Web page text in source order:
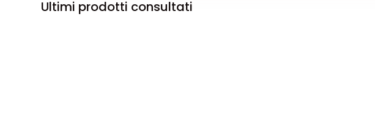
Ultimi prodotti consultati